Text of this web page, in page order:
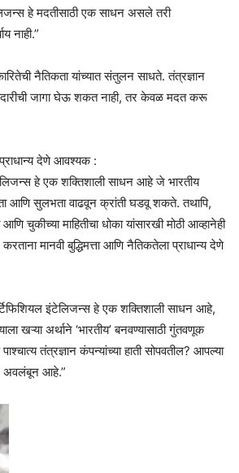
हे मदतीसाठी एक साधन असले तरी
नाही.”
नैतिकता यांच्यात संतुलन साधते. तंत्रज्ञान
जागा घेऊ शकत नाही, तर केवळ मदत करू
प्राधान्य देणे आवश्यक :
हे एक शक्तिशाली साधन आहे जे भारतीय
आणि सुलभता वाढवून क्रांती घडवू शकते. तथापि,
चुकीच्या माहितीचा धोका यांसारखी मोठी आव्हानेही
मानवी बुद्धिमत्ता आणि नैतिकतेला प्राधान्य देणे
इंटेलिजन्स हे एक शक्तिशाली साधन आहे,
खऱ्या अर्थाने ‘भारतीय’ बनवण्यासाठी गुंतवणूक
तंत्रज्ञान कंपन्यांच्या हाती सोपवतील? आपल्या
अवलंबून आहे.”